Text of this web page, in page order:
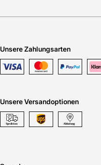
Unsere Zahlungsarten
Unsere Versandoptionen